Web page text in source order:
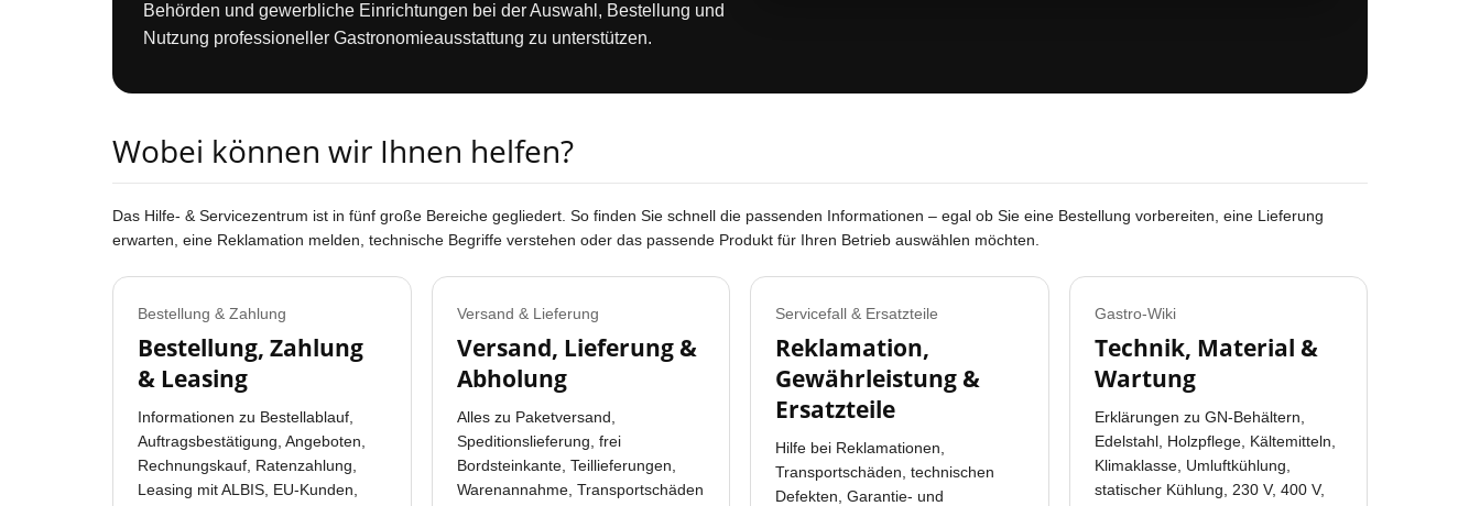
Behörden und gewerbliche Einrichtungen bei der Auswahl, Bestellung und
Nutzung professioneller Gastronomieausstattung zu unterstützen.
Wobei können wir Ihnen helfen?
Das Hilfe- & Servicezentrum ist in fünf große Bereiche gegliedert. So finden Sie schnell die passenden Informationen – egal ob Sie eine Bestellung vorbereiten, eine Lieferung
erwarten, eine Reklamation melden, technische Begriffe verstehen oder das passende Produkt für Ihren Betrieb auswählen möchten.
Bestellung & Zahlung
Bestellung, Zahlung
& Leasing
Informationen zu Bestellablauf,
Auftragsbestätigung, Angeboten,
Rechnungskauf, Ratenzahlung,
Leasing mit ALBIS, EU-Kunden,
Versand & Lieferung
Versand, Lieferung &
Abholung
Alles zu Paketversand,
Speditionslieferung, frei
Bordsteinkante, Teillieferungen,
Warenannahme, Transportschäden
Servicefall & Ersatzteile
Reklamation,
Gewährleistung &
Ersatzteile
Hilfe bei Reklamationen,
Transportschäden, technischen
Defekten, Garantie- und
Gastro-Wiki
Technik, Material &
Wartung
Erklärungen zu GN-Behältern,
Edelstahl, Holzpflege, Kältemitteln,
Klimaklasse, Umluftkühlung,
statischer Kühlung, 230 V, 400 V,